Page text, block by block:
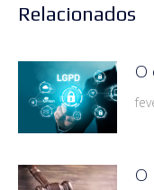
Relacionados
O
O